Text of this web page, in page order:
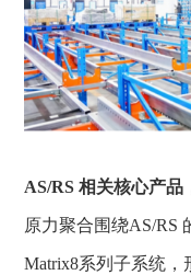
AS/RS 相关核心产
原力聚合围绕AS/RS
Matrix8系列子系统，